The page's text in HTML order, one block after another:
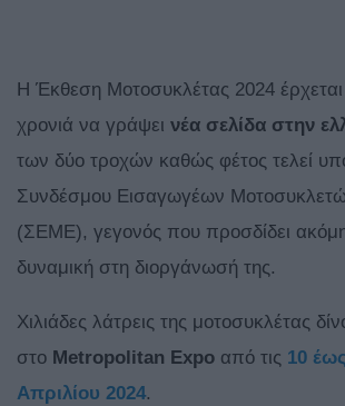
Η Έκθεση Μοτοσυκλέτας 2024 έρχεται
χρονιά να γράψει νέα σελίδα στην
των δύο τροχών καθώς φέτος τελεί
Συνδέσμου Εισαγωγέων
(ΣΕΜΕ), γεγονός που προσδίδει
δυναμική στη διοργάνωσή της.
Χιλιάδες λάτρεις της μοτοσυκλέτας
στο Metropolitan Expo από τις 10
Απριλίου 2024.